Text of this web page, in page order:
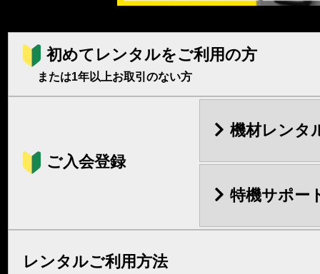
初めてレンタルをご利用の方
または1年以上お取引のない方
ご入会登録
機材レンタ
特機サポー
レンタルご利用方法